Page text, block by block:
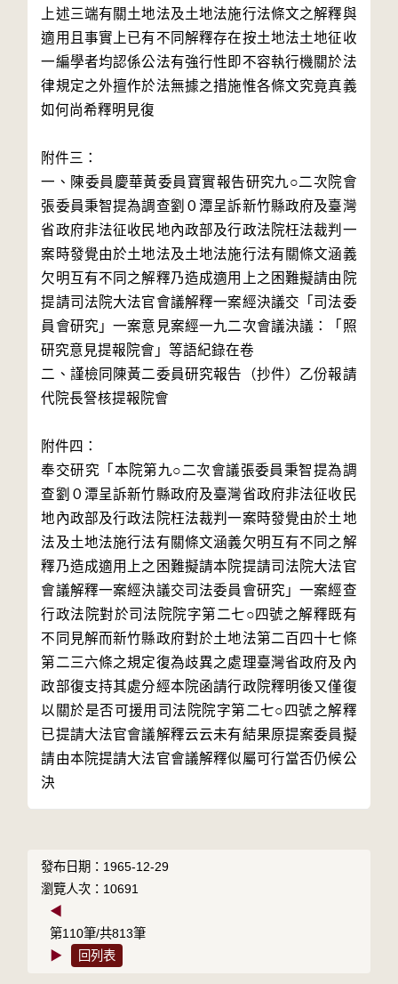
上述三端有關土地法及土地法施行法條文之解釋與
適用且事實上已有不同解釋存在按土地法土地征收
一編學者均認係公法有強行性即不容執行機關於法
律規定之外擅作於法無據之措施惟各條文究竟真義
如何尚希釋明見復
附件三：
一、陳委員慶華黃委員寶實報告研究九○二次院會
張委員秉智提為調查劉０潭呈訴新竹縣政府及臺灣
省政府非法征收民地內政部及行政法院枉法裁判一
案時發覺由於土地法及土地法施行法有關條文涵義
欠明互有不同之解釋乃造成適用上之困難擬請由院
提請司法院大法官會議解釋一案經決議交「司法委
員會研究」一案意見案經一九二次會議決議：「照
研究意見提報院會」等語紀錄在卷
二、謹檢同陳黃二委員研究報告（抄件）乙份報請
代院長詧核提報院會
附件四：
奉交研究「本院第九○二次會議張委員秉智提為調
查劉０潭呈訴新竹縣政府及臺灣省政府非法征收民
地內政部及行政法院枉法裁判一案時發覺由於土地
法及土地法施行法有關條文涵義欠明互有不同之解
釋乃造成適用上之困難擬請本院提請司法院大法官
會議解釋一案經決議交司法委員會研究」一案經查
行政法院對於司法院院字第二七○四號之解釋既有
不同見解而新竹縣政府對於土地法第二百四十七條
第二三六條之規定復為歧異之處理臺灣省政府及內
政部復支持其處分經本院函請行政院釋明後又僅復
以關於是否可援用司法院院字第二七○四號之解釋
已提請大法官會議解釋云云未有結果原提案委員擬
請由本院提請大法官會議解釋似屬可行當否仍候公
決
發布日期：1965-12-29
瀏覽人次：10691
◀
第110筆/共813筆
▶
回列表